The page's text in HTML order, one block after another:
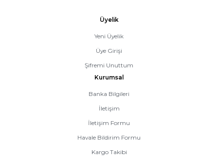
Üyelik
Yeni Üyelik
Üye Girişi
Şifremi Unuttum
Kurumsal
Banka Bilgileri
İletişim
İletişim Formu
Havale Bildirim Formu
Kargo Takibi